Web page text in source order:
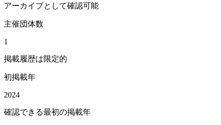
アーカイブとして確認可能
主催団体数
1
掲載履歴は限定的
初掲載年
2024
確認できる最初の掲載年